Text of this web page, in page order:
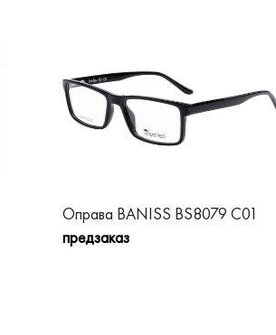
Оправа BANISS BS8079 C01
предзаказ